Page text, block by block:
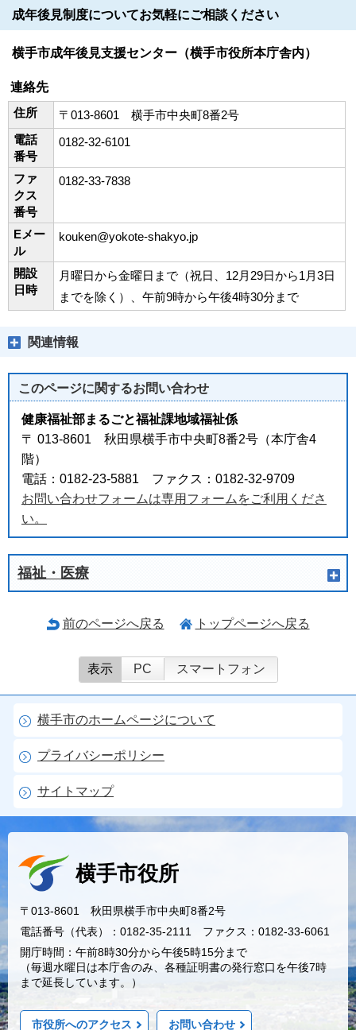
成年後見制度についてお気軽にご相談ください
横手市成年後見支援センター（横手市役所本庁舎内）
連絡先
住所
〒013-8601 横手市中央町8番2号
電話
番号
0182-32-6101
ファ
クス
番号
0182-33-7838
Eメー
ル
kouken@yokote-shakyo.jp
開設
日時
月曜日から金曜日まで（祝日、12月29日から1月3日
までを除く）、午前9時から午後4時30分まで
関連情報
このページに関するお問い合わせ
健康福祉部まるごと福祉課地域福祉係
〒 013-8601 秋田県横手市中央町8番2号（本庁舎4
階）
電話：0182-23-5881 ファクス：0182-32-9709
お問い合わせフォームは専用フォームをご利用くださ
い。
福祉・医療
前のページへ戻る トップページへ戻る
表示 PC スマートフォン
横手市のホームページについて
プライバシーポリシー
サイトマップ
横手市役所
〒013-8601 秋田県横手市中央町8番2号
電話番号（代表）：0182-35-2111 ファクス：0182-33-6061
開庁時間：午前8時30分から午後5時15分まで
（毎週水曜日は本庁舎のみ、各種証明書の発行窓口を午後7時
まで延長しています。）
市役所へのアクセス お問い合わせ